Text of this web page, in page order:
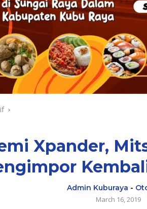
Xpander,
Admin Kuburaya -
March 16, 2019